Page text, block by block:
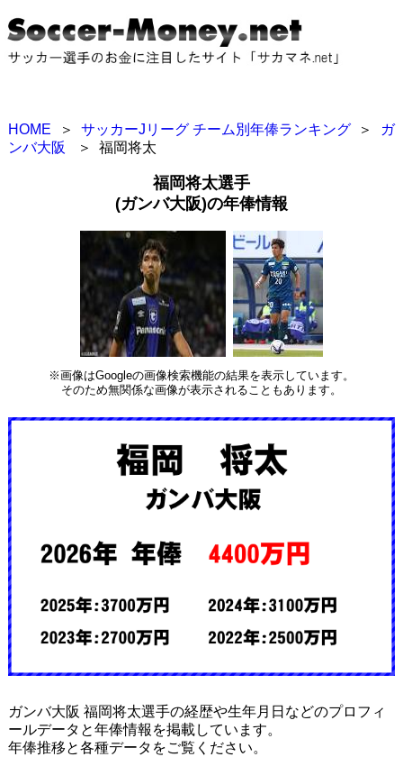
HOME ＞ サッカーJリーグ チーム別年俸ランキング ＞
ガ
ンバ大阪
＞ 福岡将太
福岡将太選手
(ガンバ大阪)の年俸情報
※画像はGoogleの画像検索機能の結果を表示しています。
そのため無関係な画像が表示されることもあります。
ガンバ大阪 福岡将太選手の経歴や生年月日などのプロフィ
ールデータと年俸情報を掲載しています。
年俸推移と各種データをご覧ください。